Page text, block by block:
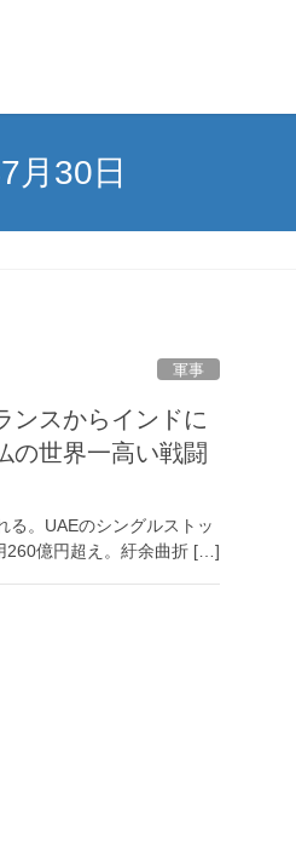
月30日
軍事
ンスからインドに
の世界一高い戦闘
る。UAEのシングルストッ
260億円超え。紆余曲折 […]